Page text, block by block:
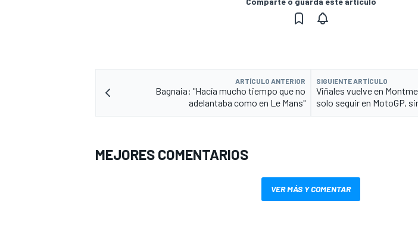
ARTÍCULO ANTERIOR
Bagnaia: "Hacía mucho tiempo que no
adelantaba como en Le Mans"
SIGUIENTE ARTÍCULO
Viñales vuelve en
solo seguir en MotoGP,
MEJORES COMENTARIOS
VER MÁS Y COMENTAR